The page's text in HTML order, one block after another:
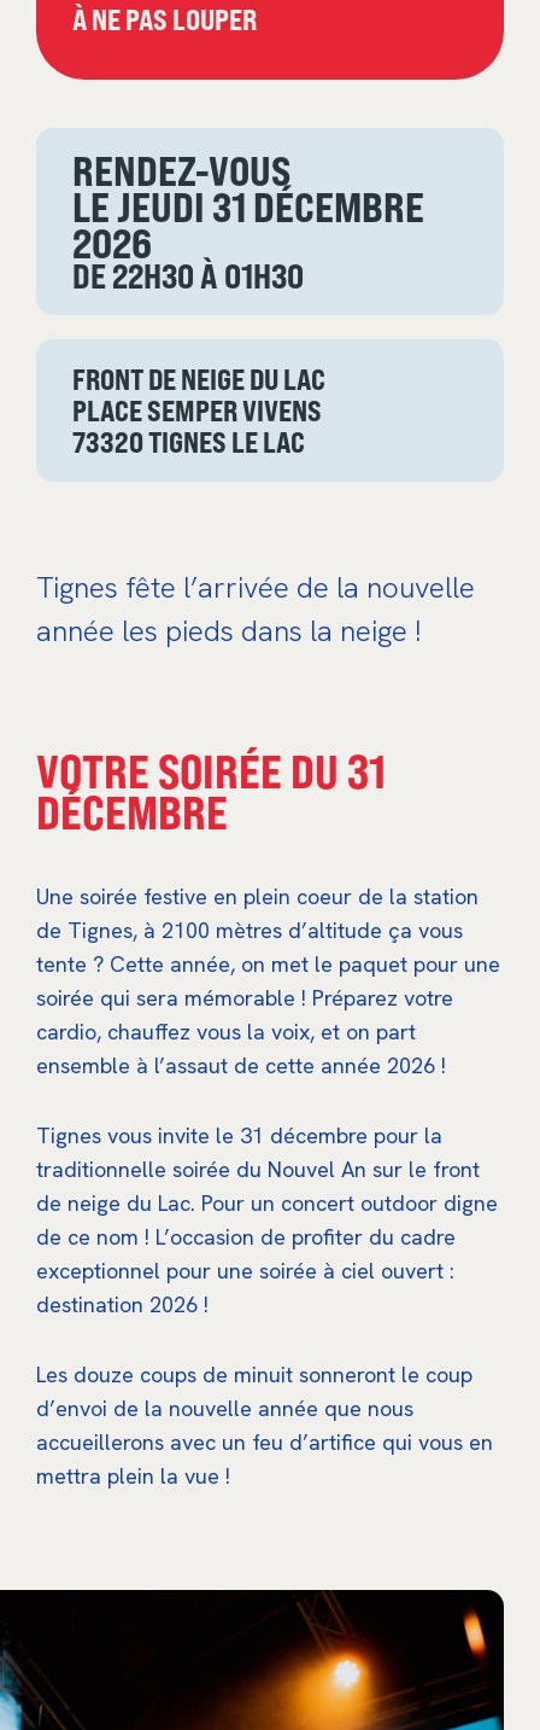
À NE PAS LOUPER
RENDEZ-VOUS
LE JEUDI 31 DÉCEMBRE
2026
DE 22H30 À 01H30
FRONT DE NEIGE DU LAC
PLACE SEMPER VIVENS
73320 TIGNES LE LAC
Tignes fête l’arrivée de la nouvelle
année les pieds dans la neige !
VOTRE SOIRÉE DU 31
DÉCEMBRE
Une soirée festive en plein coeur de la station
de Tignes, à 2100 mètres d’altitude ça vous
tente ? Cette année, on met le paquet pour une
soirée qui sera mémorable ! Préparez votre
cardio, chauffez vous la voix, et on part
ensemble à l’assaut de cette année 2026 !
Tignes vous invite le 31 décembre pour la
traditionnelle soirée du Nouvel An sur le front
de neige du Lac. Pour un concert outdoor digne
de ce nom ! L’occasion de profiter du cadre
exceptionnel pour une soirée à ciel ouvert :
destination 2026 !
Les douze coups de minuit sonneront le coup
d’envoi de la nouvelle année que nous
accueillerons avec un feu d’artifice qui vous en
mettra plein la vue !